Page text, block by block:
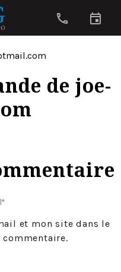
de joe-
et mon site dans le